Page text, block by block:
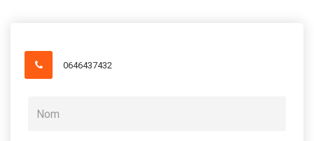
0646437432